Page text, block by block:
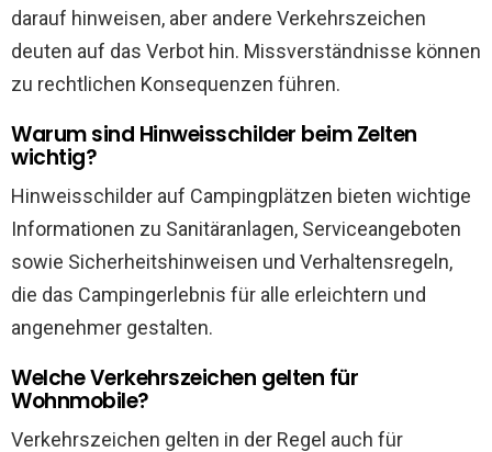
darauf hinweisen, aber andere Verkehrszeichen
deuten auf das Verbot hin. Missverständnisse können
zu rechtlichen Konsequenzen führen.
Warum sind Hinweisschilder beim Zelten
wichtig?
Hinweisschilder auf Campingplätzen bieten wichtige
Informationen zu Sanitäranlagen, Serviceangeboten
sowie Sicherheitshinweisen und Verhaltensregeln,
die das Campingerlebnis für alle erleichtern und
angenehmer gestalten.
Welche Verkehrszeichen gelten für
Wohnmobile?
Verkehrszeichen gelten in der Regel auch für